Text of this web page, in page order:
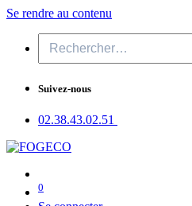
Se rendre au contenu
Suivez-nous
02.38.43​.02.51
0